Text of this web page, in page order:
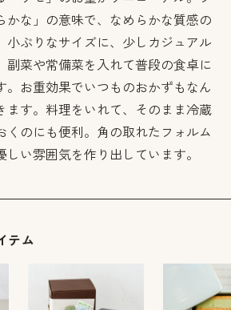
かな」の意味で、なめらかな質感の
小ぶりなサイズに、少しカジュアル
副菜や常備菜を入れて普段の食卓に
。お重効果でいつものおかずもなん
ます。料理をいれて、そのまま冷蔵
くのにも便利。角の取れたフォルム
しい雰囲気を作り出しています。
テム